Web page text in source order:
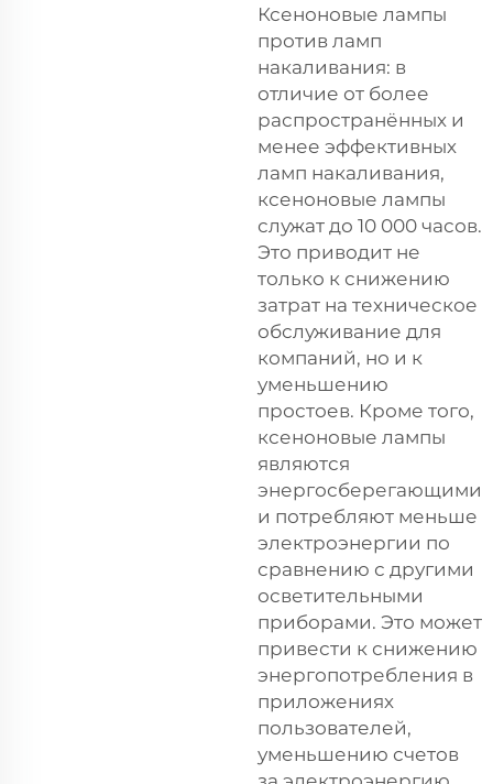
Ксеноновые лампы
против ламп
накаливания: в
отличие от более
распространённых и
менее эффективных
ламп накаливания,
ксеноновые лампы
служат до 10 000 часов.
Это приводит не
только к снижению
затрат на техническое
обслуживание для
компаний, но и к
уменьшению
простоев. Кроме того,
ксеноновые лампы
являются
энергосберегающими
и потребляют меньше
электроэнергии по
сравнению с другими
осветительными
приборами. Это может
привести к снижению
энергопотребления в
приложениях
пользователей,
уменьшению счетов